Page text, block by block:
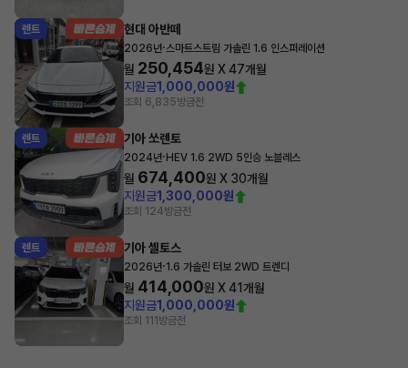
렌트 현대 아반떼
2026년·스마트스트림 가솔린 1.6 인스퍼레이션
월 250,454원 X47개월
지원금1,000,000원
조회 6,835방금전
렌트 기아 쏘렌토
2024년· HEV 1.6 2WD 5인승 노블레스
월 674,400원 X 30개월
지원금1,300,000원
조회 124방금전
렌트 기아 셀토스
2026년·1.6 가솔린 터보 2WD 트렌디
월 414,000원 X41개월
지원금1,000,000원
조회 111 방금전